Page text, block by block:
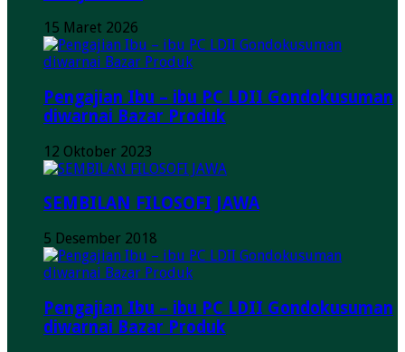
15 Maret 2026
Pengajian Ibu – ibu PC LDII Gondokusuman
diwarnai Bazar Produk
12 Oktober 2023
SEMBILAN FILOSOFI JAWA
5 Desember 2018
Pengajian Ibu – ibu PC LDII Gondokusuman
diwarnai Bazar Produk